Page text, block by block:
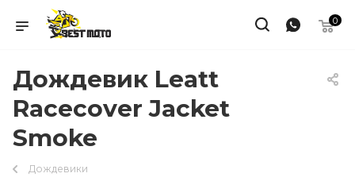
0
Дождевик Leatt
Racecover Jacket
Smoke
Дождевики